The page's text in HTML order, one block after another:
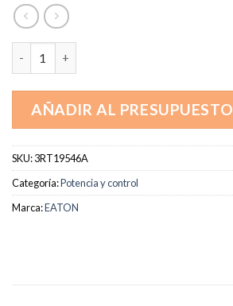
AÑADIR AL PRESUPUESTO
SKU:3RT19546A
Categoría:Potencia y control
Marca:EATON